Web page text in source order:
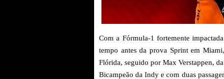
Com a Fórmula-1 fortemente
tempo antes da prova Sprint em
Flórida, seguido por Max Verstappen,
Bicampeão da Indy e com duas